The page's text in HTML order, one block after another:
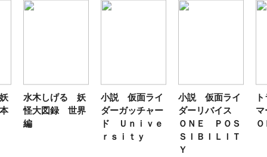
水木しげる 妖
怪大図録 世界
編
小説 仮面ライ
ダーガッチャー
ド Ｕｎｉｖｅ
ｒｓｉｔｙ
小説 仮面ライ
ダーリバイス
ＯＮＥ ＰＯＳ
ＳＩＢＩＬＩＴ
Ｙ